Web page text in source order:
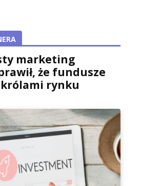
marketing
że fundusze
królami rynku